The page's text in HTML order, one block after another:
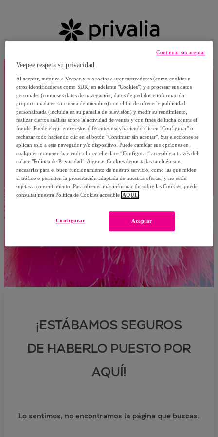
¡ESTÁBAMOS SEGUROS
DE HABERLO PUESTO POR
AQUÍ!
Lo sentimos, no encontramos la página que buscas.
Veepee respeta su privacidad
Al aceptar, autoriza a Veepee y sus socios a usar rastreadores (como cookies u
otros identificadores como SDK, en adelante "Cookies") y a procesar sus datos
personales (como sus datos de navegación, datos de pedidos e información
proporcionada en su cuenta de miembro) con el fin de ofrecerle publicidad
personalizada (incluida en su pantalla de televisión) y medir su rendimiento,
realizar ciertos análisis sobre la actividad de ventas y con fines de lucha contra el
fraude. Puede elegir entre estos diferentes usos haciendo clic en "Configurar" o
rechazar todo haciendo clic en el botón "Continuar sin aceptar". Sus elecciones se
aplican solo a este navegador y/o dispositivo. Puede cambiar sus opciones en
cualquier momento haciendo clic en el enlace “Configurar” accesible a través del
enlace "Política de Privacidad". Algunas Cookies depositadas también son
necesarias para el buen funcionamiento de nuestro servicio, como las que miden
el tráfico o permiten la presentación adaptada de nuestras ofertas, y no están
sujetas a consentimiento. Para obtener más información sobre las Cookies, puede
consultar nuestra Política de Cookies accesible AQUÍ.
Aceptar
Configurar
Continuar sin aceptar